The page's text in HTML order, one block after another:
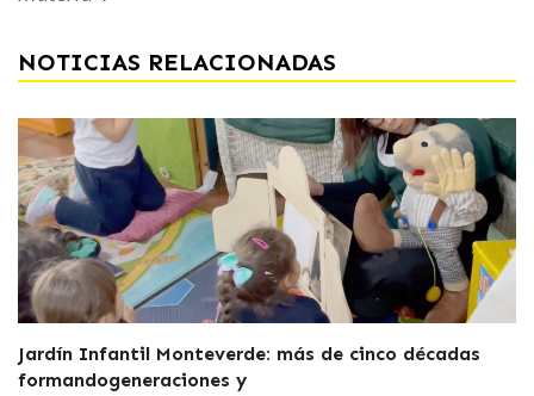
NOTICIAS RELACIONADAS
Jardín Infantil Monteverde: más de cinco décadas
formandogeneraciones y